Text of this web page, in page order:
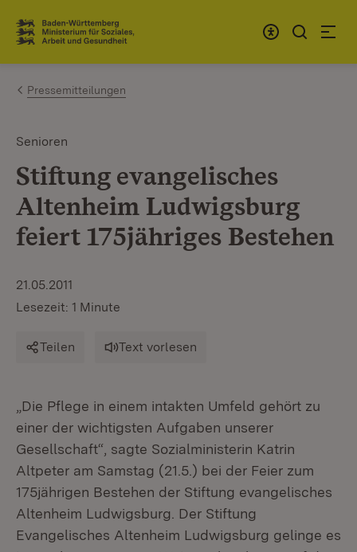
Zum Inhalt springen
Link zur Startseite
Pressemitteilungen
Senioren
Stiftung evangelisches
Altenheim Ludwigsburg
feiert 175jähriges Bestehen
21.05.2011
Lesezeit: 1 Minute
Teilen Text vorlesen
„Die Pflege in einem intakten Umfeld gehört zu
einer der wichtigsten Aufgaben unserer
Gesellschaft“, sagte Sozialministerin Katrin
Altpeter am Samstag (21.5.) bei der Feier zum
175jährigen Bestehen der Stiftung evangelisches
Altenheim Ludwigsburg. Der Stiftung
Evangelisches Altenheim Ludwigsburg gelinge es